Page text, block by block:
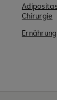
Chirurgie